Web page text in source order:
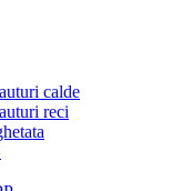
calde
reci